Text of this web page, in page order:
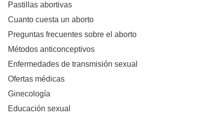
Pastillas abortivas
Cuanto cuesta un aborto
Preguntas frecuentes sobre el aborto
Métodos anticonceptivos
Enfermedades de transmisión sexual
Ofertas médicas
Ginecología
Educación sexual